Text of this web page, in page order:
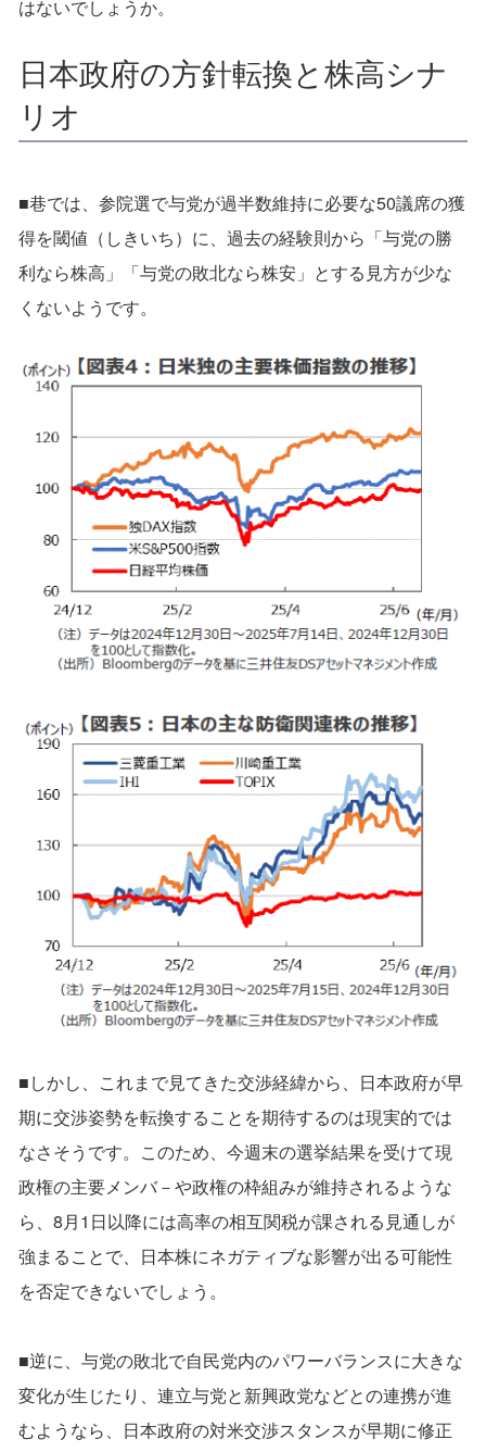
はないでしょうか。
日本政府の方針転換と株高シナ
リオ
■巷では、参院選で与党が過半数維持に必要な50議席の獲
得を閾値（しきいち）に、過去の経験則から「与党の勝
利なら株高」「与党の敗北なら株安」とする見方が少な
くないようです。
■しかし、これまで見てきた交渉経緯から、日本政府が早
期に交渉姿勢を転換することを期待するのは現実的では
なさそうです。このため、今週末の選挙結果を受けて現
政権の主要メンバ－や政権の枠組みが維持されるような
ら、8月1日以降には高率の相互関税が課される見通しが
強まることで、日本株にネガティブな影響が出る可能性
を否定できないでしょう。
■逆に、与党の敗北で自民党内のパワーバランスに大きな
変化が生じたり、連立与党と新興政党などとの連携が進
むようなら、日本政府の対米交渉スタンスが早期に修正